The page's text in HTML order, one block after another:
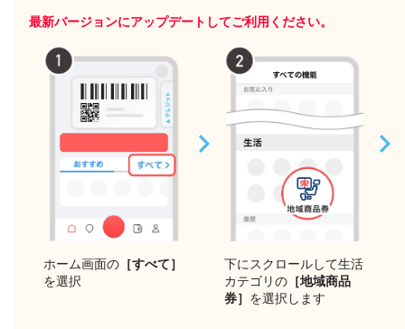
最新バージョンにアップデートしてご利用ください。
ホーム画面の ［すべて］
を選択
下にスクロールして生活
カテゴリの ［地域商品
券］ を選択します